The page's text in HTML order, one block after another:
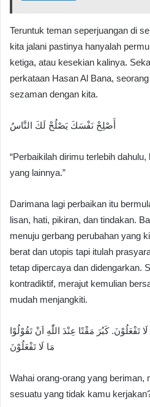
Teruntuk teman seperjuangan di
kita jalani pastinya hanyalah
ketiga, atau kesekian kalinya.
perkataan Hasan Al Bana,
sezaman dengan kita.
ﺃَﺻْﻠِﺢْ ﻧَﻔْﺴَﻚَ ﻳَﺼْﻠُﺢْ ﻟَﻚَ ﺍﻟﻨَّﺎﺱُ
“Perbaikilah dirimu terlebih
yang lainnya.”
Darimana lagi perbaikan itu
lisan, hati, pikiran, dan tindakan.
menuju gerbang perubahan yang
berat dan utopis tapi itulah
tetap dipercaya dan didengarkan.
kontradiktif, merajut kemulian
mudah menjangkiti.
تَفْعَلُوْنَ. كَبُرَ مَقْتًا عِنْدَ اللّٰهِ اَنْ تَقُوْلُوْا
مَا لَا تَفْعَلُوْنَ
Wahai orang-orang yang beriman,
sesuatu yang tidak kamu